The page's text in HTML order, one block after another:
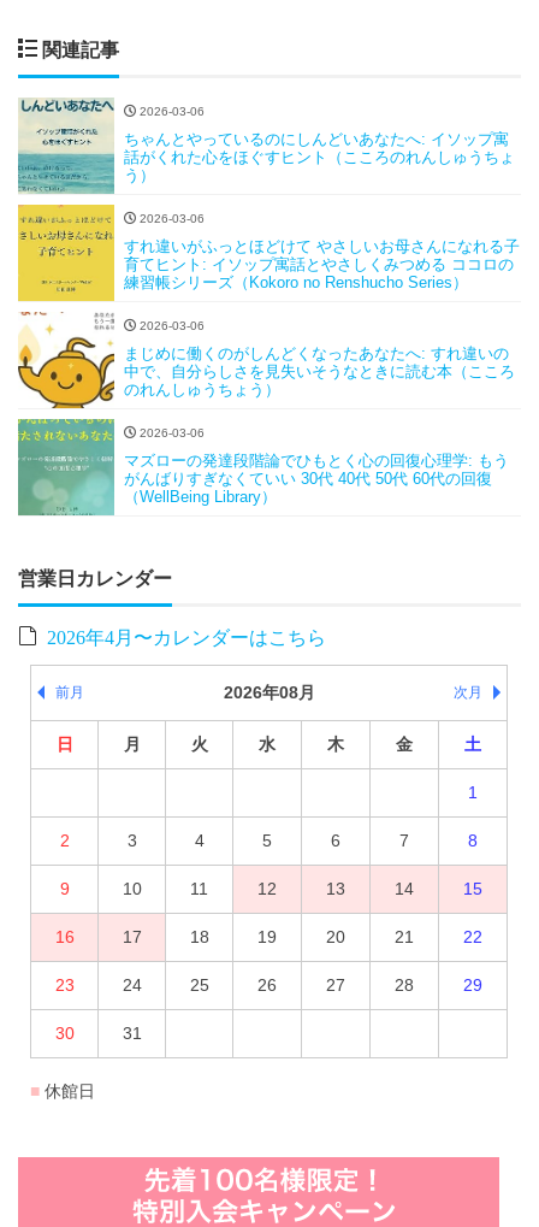
関連記事
2026-03-06
ちゃんとやっているのにしんどいあなたへ: イソップ寓
話がくれた心をほぐすヒント（こころのれんしゅうちょ
う）
2026-03-06
すれ違いがふっとほどけて やさしいお母さんになれる子
育てヒント: イソップ寓話とやさしくみつめる ココロの
練習帳シリーズ（Kokoro no Renshucho Series）
2026-03-06
まじめに働くのがしんどくなったあなたへ: すれ違いの
中で、自分らしさを見失いそうなときに読む本（こころ
のれんしゅうちょう）
2026-03-06
マズローの発達段階論でひもとく心の回復心理学: もう
がんばりすぎなくていい 30代 40代 50代 60代の回復
（WellBeing Library）
営業日カレンダー
2026年4月〜カレンダーはこちら